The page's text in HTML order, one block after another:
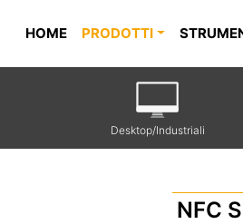
HOME PRODOTTI
Desktop/Industriali
NFC